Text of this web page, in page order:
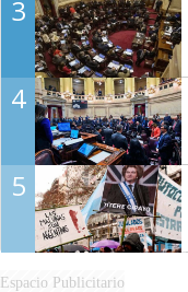
3
4
5
Espacio Publicitario